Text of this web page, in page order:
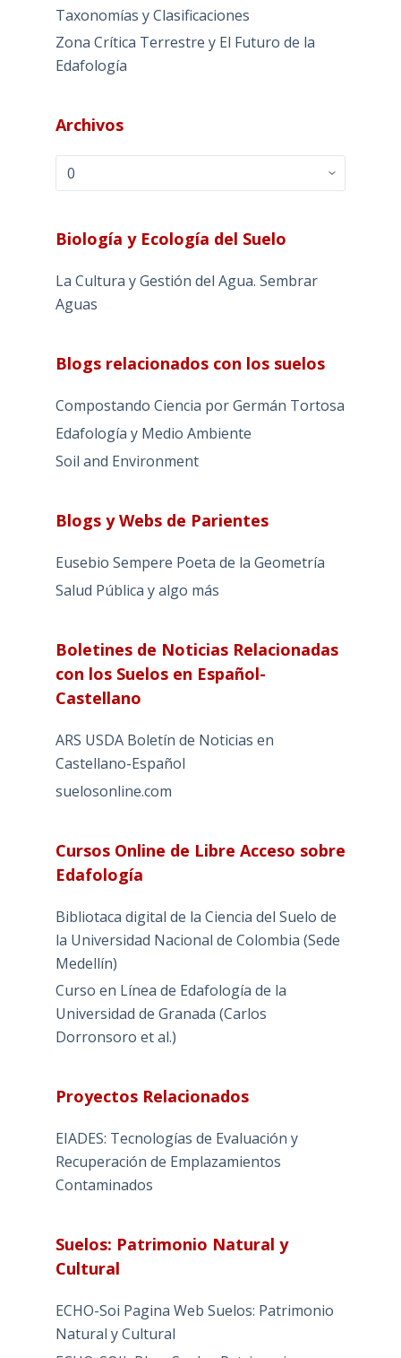
Taxonomías y Clasificaciones
Zona Crítica Terrestre y El Futuro de la
Edafología
Archivos
Archivos
Biología y Ecología del Suelo
La Cultura y Gestión del Agua. Sembrar
Aguas
Blogs relacionados con los suelos
Compostando Ciencia por Germán Tortosa
Edafología y Medio Ambiente
Soil and Environment
Blogs y Webs de Parientes
Eusebio Sempere Poeta de la Geometría
Salud Pública y algo más
Boletines de Noticias Relacionadas
con los Suelos en Español-
Castellano
ARS USDA Boletín de Noticias en
Castellano-Español
suelosonline.com
Cursos Online de Libre Acceso sobre
Edafología
Bibliotaca digital de la Ciencia del Suelo de
la Universidad Nacional de Colombia (Sede
Medellín)
Curso en Línea de Edafología de la
Universidad de Granada (Carlos
Dorronsoro et al.)
Proyectos Relacionados
EIADES: Tecnologías de Evaluación y
Recuperación de Emplazamientos
Contaminados
Suelos: Patrimonio Natural y
Cultural
ECHO-Soi Pagina Web Suelos: Patrimonio
Natural y Cultural